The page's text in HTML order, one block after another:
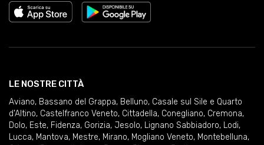
LE NOSTRE CITTÀ
Aviano, Bassano del Grappa, Belluno, Casale sul Sile e Quarto
d'Altino, Castelfranco Veneto, Cittadella, Conegliano, Cremona,
Dolo, Este, Fidenza, Gorizia, Jesolo, Lignano Sabbiadoro, Lodi,
Lucca, Mantova, Mestre, Mirano, Mogliano Veneto, Montebelluna,